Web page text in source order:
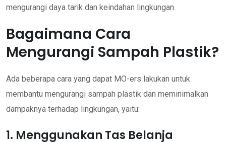
mengurangi daya tarik dan keindahan lingkungan.
Bagaimana Cara
Mengurangi Sampah Plastik?
Ada beberapa cara yang dapat MO-ers lakukan untuk
membantu mengurangi sampah plastik dan meminimalkan
dampaknya terhadap lingkungan, yaitu:
1. Menggunakan Tas Belanja